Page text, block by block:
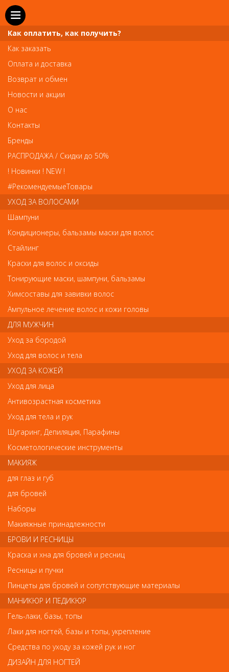
SEO
BERENICE Экспресс-покрытие 2 в 1 (
сушка+блеск ) " Express dry&gloss" 16мл.
Арт.28004
518 р.-
Нет в наличии
В закладки Как оплатить? Как получить?
Экспресс-покрытие разработано в Швейцарии, обеспечивает
быструю сушку лака и придаёт интенсивный блеск. Продлевает
стойкость маникюра. Защищает лаковое покрытие от царапин,
сколов и потускнения. Нанеся средство через 2 дня после
Система 5 free, в составе отсутствуют вредные компоненты
такие как толуол, ДБП, формальдегидные смолы, фталаты и
камфора.
Отзывы
Ваш отзыв станет первым
Напишите свой отзыв
Комментарий
Как оплатить, как получить?
Как заказать
Оплата и доставка
Возврат и обмен
Новости и акции
О нас
Контакты
Бренды
РАСПРОДАЖА / Скидки до 50%
! Новинки ! NEW !
#РекомендуемыеТовары
УХОД ЗА ВОЛОСАМИ
Шампуни
Кондиционеры, бальзамы маски для волос
Стайлинг
Краски для волос и оксиды
Тонирующие маски, шампуни, бальзамы
Химсоставы для завивки волос
Ампульное лечение волос и кожи головы
ДЛЯ МУЖЧИН
Уход за бородой
Уход для волос и тела
УХОД ЗА КОЖЕЙ
Уход для лица
Антивозрастная косметика
Уход для тела и рук
Шугаринг, Депиляция, Парафины
Косметологические инструменты
МАКИЯЖ
для глаз и губ
для бровей
Наборы
Макияжные принадлежности
БРОВИ И РЕСНИЦЫ
Краска и хна для бровей и ресниц
Ресницы и пучки
Пинцеты для бровей и сопутствующие материалы
МАНИКЮР И ПЕДИКЮР
Гель-лаки, базы, топы
Лаки для ногтей, базы и топы, укрепление
Средства по уходу за кожей рук и ног
ДИЗАЙН ДЛЯ НОГТЕЙ